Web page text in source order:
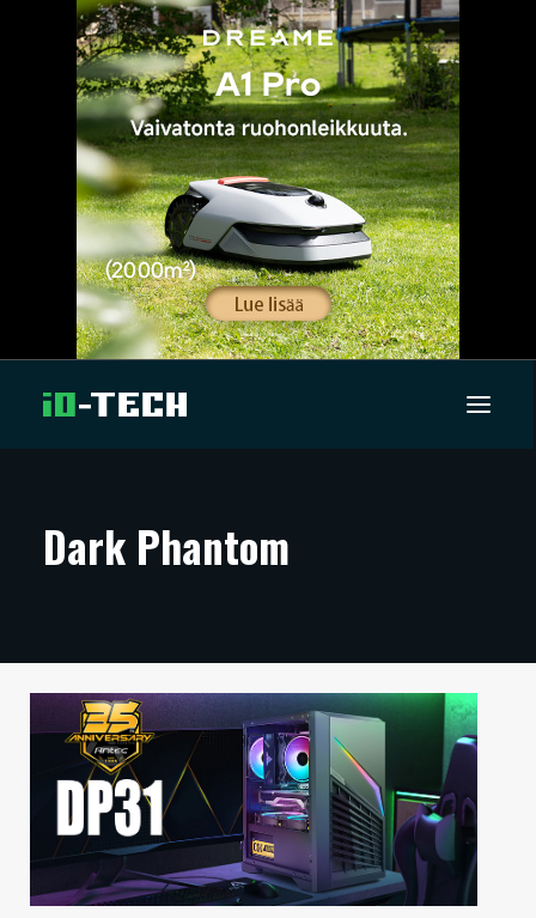
ARTIKKELIT
TECHBBS
HINTA.FI
KAUPPA
VAIHDA TEEMA
Dark Phantom